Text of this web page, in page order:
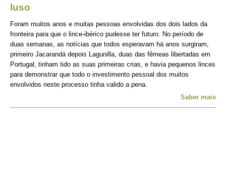
luso
Foram muitos anos e muitas pessoas envolvidas dos dois lados da
fronteira para que o lince-ibérico pudesse ter futuro. No período de
duas semanas, as notícias que todos esperavam há anos surgiram,
primeiro Jacarandá depois Lagunilla, duas das fêmeas libertadas em
Portugal, tinham tido as suas primeiras crias, e havia pequenos linces
para demonstrar que todo o investimento pessoal dos muitos
envolvidos neste processo tinha valido a pena.
Saber mais